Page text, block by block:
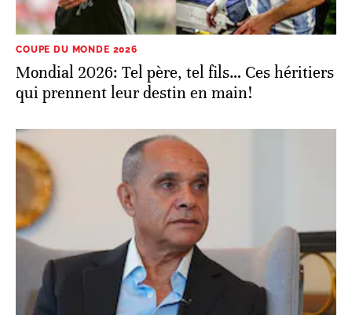
COUPE DU MONDE 2026
Mondial 2026: Tel père, tel fils… Ces héritiers
qui prennent leur destin en main!